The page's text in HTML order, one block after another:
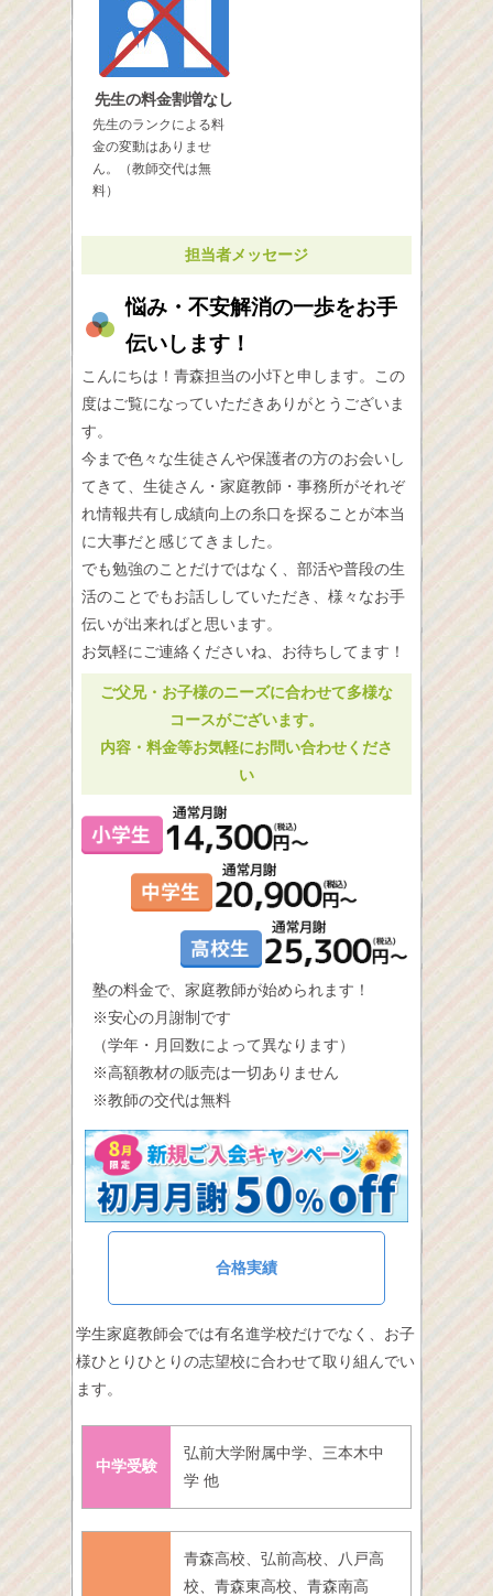
先生の料金割増なし
先生のランクによる料
金の変動はありませ
ん。（教師交代は無
料）
担当者メッセージ
悩み・不安解消の一歩をお手
伝いします！
こんにちは！青森担当の小圷と申します。この
度はご覧になっていただきありがとうございま
す。
今まで色々な生徒さんや保護者の方のお会いし
てきて、生徒さん・家庭教師・事務所がそれぞ
れ情報共有し成績向上の糸口を探ることが本当
に大事だと感じてきました。
でも勉強のことだけではなく、部活や普段の生
活のことでもお話ししていただき、様々なお手
伝いが出来ればと思います。
お気軽にご連絡くださいね、お待ちしてます！
ご父兄・お子様のニーズに合わせて多様な
コースがございます。
内容・料金等お気軽にお問い合わせくださ
い
塾の料金で、家庭教師が始められます！
※安心の月謝制です
（学年・月回数によって異なります）
※高額教材の販売は一切ありません
※教師の交代は無料
合格実績
学生家庭教師会では有名進学校だけでなく、お子
様ひとりひとりの志望校に合わせて取り組んでい
ます。
中学受験
弘前大学附属中学、三本木中
学 他
青森高校、弘前高校、八戸高
校、青森東高校、青森南高